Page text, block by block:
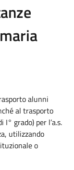
alunni
al trasporto
grado) per l’a.s.
utilizzando
o